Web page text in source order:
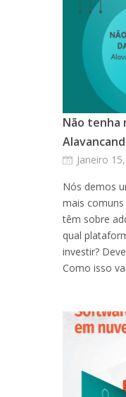
Não tenha
Janeiro
Nós demos
mais
têm sobre
qual
investir?
Como isso